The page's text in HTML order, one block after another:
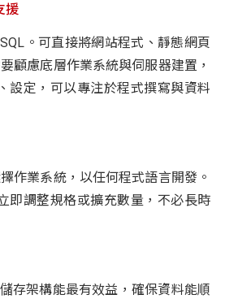
援
。可直接將網站程式、靜態網頁
顧慮底層作業系統與伺服器建置，
設定，可以專注於程式撰寫與資料
作業系統，以任何程式語言開發。
即調整規格或擴充數量，不必長時
存架構能最有效益，確保資料能順